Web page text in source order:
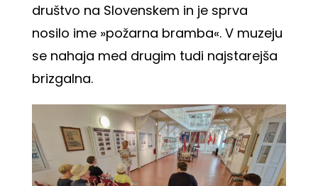
društvo na Slovenskem in je sprva
nosilo ime »požarna bramba«. V muzeju
se nahaja med drugim tudi najstarejša
brizgalna.